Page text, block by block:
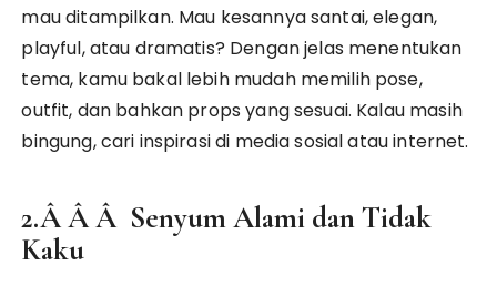
mau ditampilkan. Mau kesannya santai, elegan,
playful, atau dramatis? Dengan jelas menentukan
tema, kamu bakal lebih mudah memilih pose,
outfit, dan bahkan props yang sesuai. Kalau masih
bingung, cari inspirasi di media sosial atau internet.
2.Â Â Â Senyum Alami dan Tidak
Kaku